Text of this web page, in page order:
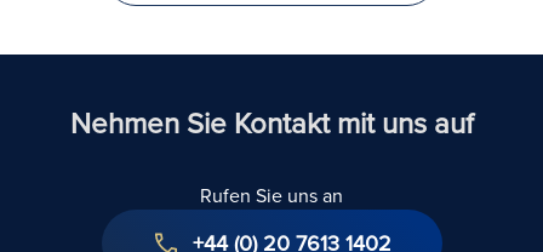
Nehmen Sie Kontakt mit uns auf
Rufen Sie uns an
+44 (0) 20 7613 1402